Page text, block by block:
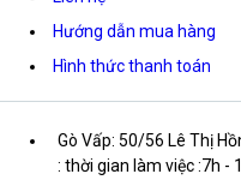
Hướng dẫn mua hàng
Hình thức thanh toán
Gò Vấp: 50/56 Lê Thị
: thời gian làm việc :7h -